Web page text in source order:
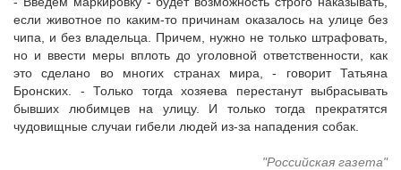
если животное по каким-то причинам оказалось на улице без
чипа, и без владельца. Причем, нужно не только штрафовать,
но и ввести меры вплоть до уголовной ответственности, как
это сделано во многих странах мира, - говорит Татьяна
Бронских. - Только тогда хозяева перестанут выбрасывать
бывших любимцев на улицу. И только тогда прекратятся
чудовищные случаи гибели людей из-за нападения собак.
"Российская газета"